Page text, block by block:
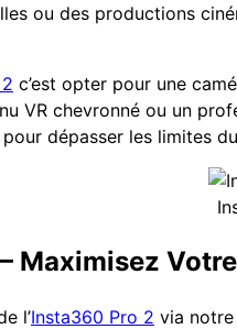
ou des productions
c’est opter pour une
VR chevronné ou un
dépasser les limites
Maximisez
l’Insta360 Pro 2 via notre